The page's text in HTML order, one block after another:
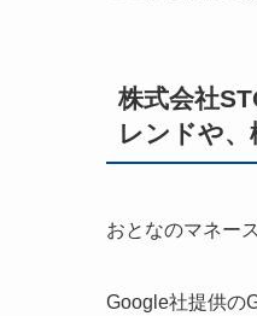
株式会社
レンドや
おとなのマネー
Google社提供の